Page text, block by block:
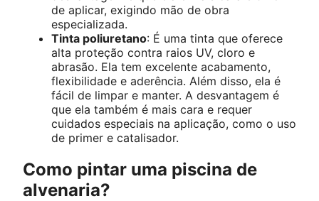
de aplicar, exigindo mão de obra
especializada.
Tinta poliuretano: É uma tinta que oferece
alta proteção contra raios UV, cloro e
abrasão. Ela tem excelente acabamento,
flexibilidade e aderência. Além disso, ela é
fácil de limpar e manter. A desvantagem é
que ela também é mais cara e requer
cuidados especiais na aplicação, como o uso
de primer e catalisador.
Como pintar uma piscina de
alvenaria?